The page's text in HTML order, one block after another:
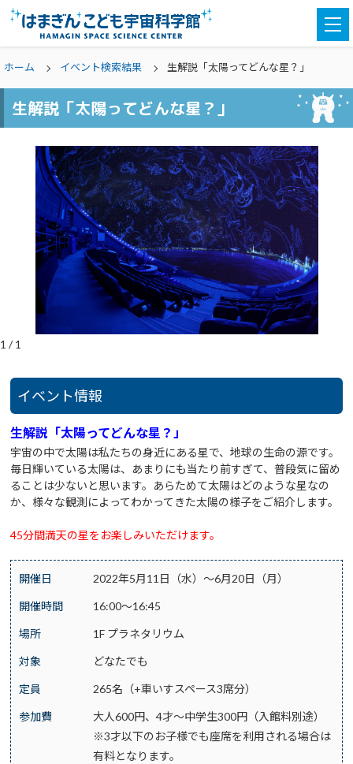
ホーム イベント検索結果 生解説「太陽ってどんな星？」
生解説「太陽ってどんな星？」
1 /1
イベント情報
生解説 「太陽ってどんな星？」
宇宙の中で太陽は私たちの身近にある星で、地球の生命の源です。
毎日輝いている太陽は、あまりにも当たり前すぎて、普段気に留め
ることは少ないと思います。あらためて太陽はどのような星なの
か、様々な観測によってわかってきた太陽の様子をご紹介します。
45分間満天の星をお楽しみいただけます。
開催日 2022年5月11日（水）～6月20日（月）
開催時間 16:00～16:45
場所 1F プラネタリウム
対象 どなたでも
定員 265名（+車いすスペース3席分）
参加費
大人600円、4才～中学生300円（入館料別途）
※3才以下のお子様でも座席を利用される場合は
有料となります。